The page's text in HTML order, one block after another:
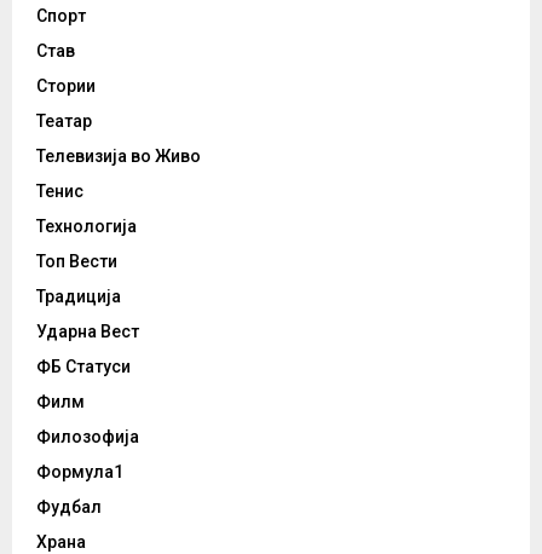
Спорт
Став
Стории
Театар
Телевизија во Живо
Тенис
Технологија
Топ Вести
Традиција
Ударна Вест
ФБ Статуси
Филм
Филозофија
Формула1
Фудбал
Храна